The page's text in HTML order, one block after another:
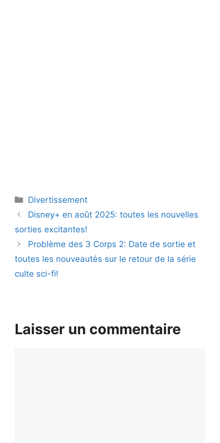
Catégories
Divertissement
Disney+ en août 2025: toutes les nouvelles
sorties excitantes!
Problème des 3 Corps 2: Date de sortie et
toutes les nouveautés sur le retour de la série
culte sci-fi!
Laisser un commentaire